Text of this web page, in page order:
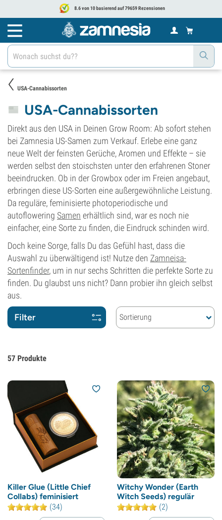
8.6 von 10 basierend auf 79659 Rezensionen
USA-Cannabissorten
USA-Cannabissorten
Direkt aus den USA in Deinen Grow Room: Ab sofort stehen
bei Zamnesia US-Samen zum Verkauf. Erlebe eine ganz
neue Welt der feinsten Gerüche, Aromen und Effekte – sie
werden selbst den stoischsten unter den erfahrenen Stoner
beeindrucken. Ob in der Growbox oder im Freien angebaut,
erbringen diese US-Sorten eine außergewöhnliche Leistung.
Da reguläre, feminisierte photoperiodische und
autoflowering Samen erhältlich sind, war es noch nie
einfacher, eine Sorte zu finden, die Eindruck schinden wird.
Doch keine Sorge, falls Du das Gefühl hast, dass die
Auswahl zu überwältigend ist! Nutze den Zamneisa-
Sortenfinder, um in nur sechs Schritten die perfekte Sorte zu
finden. Du glaubst uns nicht? Dann probier ihn gleich selbst
aus.
Filter Sortierung
57 Produkte
Killer Glue (Little Chief
Collabs) feminisiert
(34)
Witchy Wonder (Earth
Witch Seeds) regulär
(2)